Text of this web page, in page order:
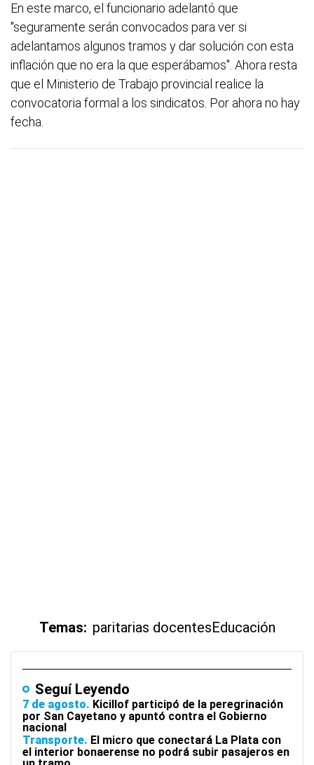
En este marco, el funcionario adelantó que
"seguramente serán convocados para ver si
adelantamos algunos tramos y dar solución con esta
inflación que no era la que esperábamos". Ahora resta
que el Ministerio de Trabajo provincial realice la
convocatoria formal a los sindicatos. Por ahora no hay
fecha.
Temas: paritarias docentesEducación
Seguí Leyendo
7 de agosto Kicillof participó de la peregrinación
por San Cayetano y apuntó contra el Gobierno
nacional
Transporte El micro que conectará La Plata con
el interior bonaerense no podrá subir pasajeros en